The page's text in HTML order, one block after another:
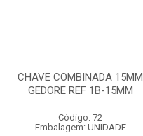
CHAVE COMBINADA 15MM
GEDORE REF 1B-15MM
Código: 72
Embalagem: UNIDADE